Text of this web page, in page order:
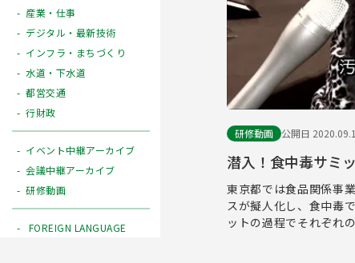
産業・仕事
デジタル・最新技術
インフラ・まちづくり
水道・下水道
都営交通
行財政
イベント中継アーカイブ
会議中継アーカイブ
研修動画
FOREIGN LANGUAGE
研修動画 公開日
潜入！食中毒サミ
東京都では食品関係事
スが擬人化し、食中毒
ットの過程でそれぞれ